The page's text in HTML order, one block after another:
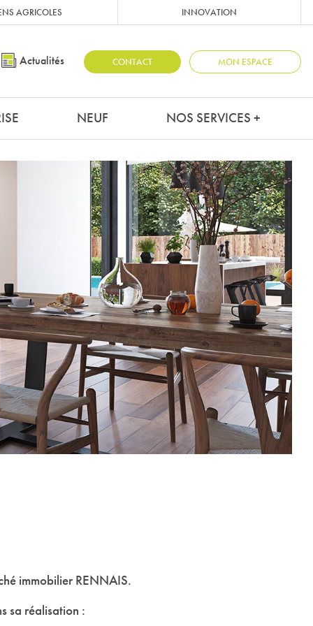
AGRICOLES INNOVATION
Actualités CONTACT MON ESPACE
NEUF NOS SERVICES +
immobilier RENNAIS.
sa réalisation :